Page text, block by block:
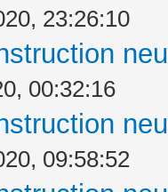
23:26:10
00:32:16
09:58:52